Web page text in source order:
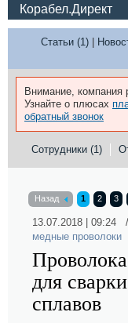
Корабел.Директ
Статьи (1)|
Внимание, компания
Узнайте о плюсах
обратный звонок
Сотрудники (1)
Назад 1 2 3
13.07.2018 | 09:24
медные проволоки
для
сплавов